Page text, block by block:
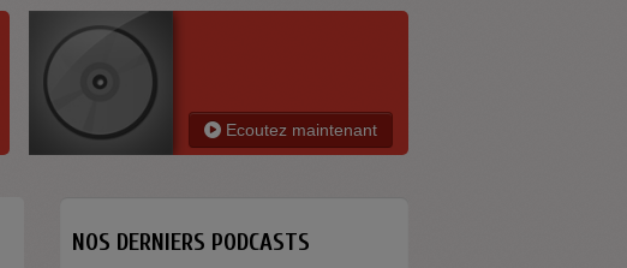
Ecoutez maintenant
NOS DERNIERS PODCASTS